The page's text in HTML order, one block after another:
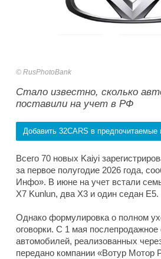
RusPhotoBank
Стало известно, сколько
поставили на учет в РФ
Добавить 32CARS в предпочитаемые
Всего 70 новых Kaiyi
за первое полугодие 2026 года,
Инфо». В июне на учет встали
X7 Kunlun, два X3 и один седан E5.
Однако формулировка о полном
оговорки. С 1 мая
автомобилей, реализованных
передано компании «Вотур Мотор